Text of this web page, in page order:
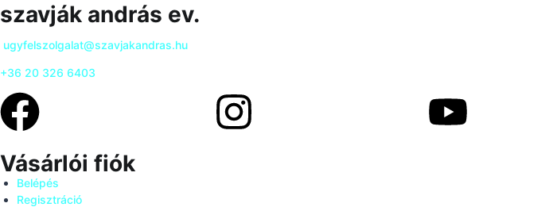
szavják andrás ev.
ugyfelszolgalat@szavjakandras.hu
+36 20 326 6403
Vásárlói fiók
Belépés
Regisztráció